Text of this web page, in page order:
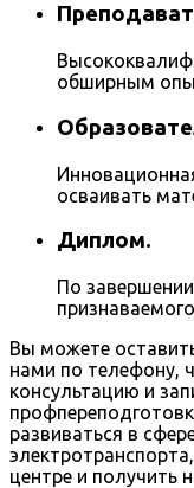
обширным
осваивать
Диплом.
По
Вы можете
нами по телефону,
консультацию и
развиваться в
центре и получить